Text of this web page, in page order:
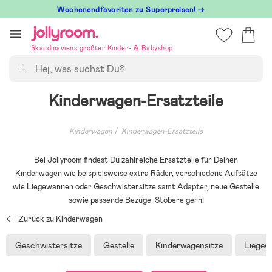
till
innehållet
Wochenendfavoriten zu Superpreisen! →
Skandinaviens größter Kinder- & Babyshop
Kinderwagen-Ersatzteile
Kinderwagen Kinderwagen-Ersatzteile
Bei Jollyroom findest Du zahlreiche Ersatzteile für Deinen
Kinderwagen wie beispielsweise extra Räder, verschiedene Aufsätze
wie Liegewannen oder Geschwistersitze samt Adapter, neue Gestelle
sowie passende Bezüge. Stöbere gern!
Zurück zu Kinderwagen
Geschwistersitze Gestelle Kinderwagensitze